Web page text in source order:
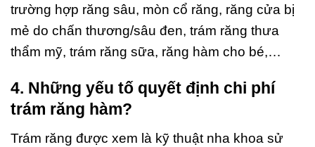
trường hợp răng sâu, mòn cổ răng, răng cửa bị
mẻ do chấn thương/sâu đen, trám răng thưa
thẩm mỹ, trám răng sữa, răng hàm cho bé,…
4. Những yếu tố quyết định chi phí
trám răng hàm?
Trám răng được xem là kỹ thuật nha khoa sử